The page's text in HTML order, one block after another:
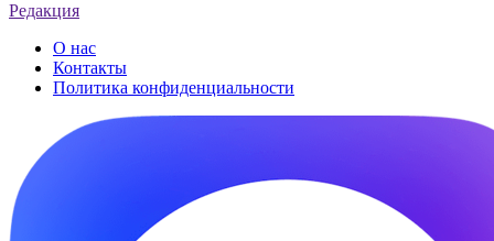
Редакция
О нас
Контакты
Политика конфиденциальности